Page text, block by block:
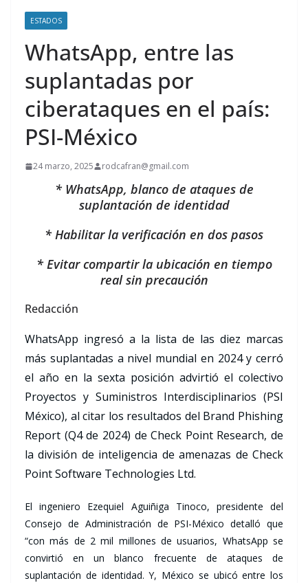
ESTADOS
WhatsApp, entre las
suplantadas por
ciberataques en el país:
PSI-México
24 marzo, 2025 rodcafran@gmail.com
* WhatsApp, blanco de ataques de
suplantación de identidad
* Habilitar la verificación en dos pasos
* Evitar compartir la ubicación en tiempo
real sin precaución
Redacción
WhatsApp ingresó a la lista de las diez marcas
más suplantadas a nivel mundial en 2024 y cerró
el año en la sexta posición advirtió el colectivo
Proyectos y Suministros Interdisciplinarios (PSI
México), al citar los resultados del Brand Phishing
Report (Q4 de 2024) de Check Point Research, de
la división de inteligencia de amenazas de Check
Point Software Technologies Ltd.
El ingeniero Ezequiel Aguiñiga Tinoco, presidente del
Consejo de Administración de PSI-México detalló que
“con más de 2 mil millones de usuarios, WhatsApp se
convirtió en un blanco frecuente de ataques de
suplantación de identidad. Y, México se ubicó entre los